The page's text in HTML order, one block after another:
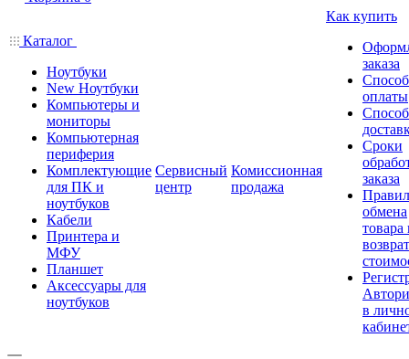
Каталог
Ноутбуки
New Ноутбуки
Компьютеры и
мониторы
Компьютерная
периферия
Комплектующие
для ПК и
ноутбуков
Кабели
Принтера и
МФУ
Планшет
Аксессуары для
ноутбуков
Сервисный
центр
Комиссионная
продажа
Как купить
заказа
оплаты
Сроки
заказа
обмена
товара
в